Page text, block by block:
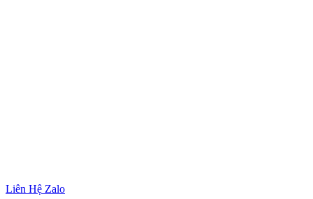
Liên Hệ Zalo